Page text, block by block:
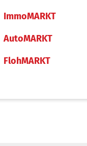
ImmoMARKT
AutoMARKT
FlohMARKT